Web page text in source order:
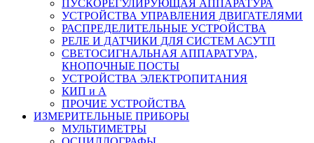
ПУСКОРЕГУЛИРУЮЩАЯ АППАРАТУРА
УСТРОЙСТВА УПРАВЛЕНИЯ ДВИГАТЕЛЯМИ
РАСПРЕДЕЛИТЕЛЬНЫЕ УСТРОЙСТВА
РЕЛЕ И ДАТЧИКИ ДЛЯ СИСТЕМ АСУТП
СВЕТОСИГНАЛЬНАЯ АППАРАТУРА,
КНОПОЧНЫЕ ПОСТЫ
УСТРОЙСТВА ЭЛЕКТРОПИТАНИЯ
КИП и А
ПРОЧИЕ УСТРОЙСТВА
ИЗМЕРИТЕЛЬНЫЕ ПРИБОРЫ
МУЛЬТИМЕТРЫ